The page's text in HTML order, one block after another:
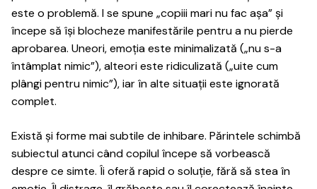
este o problemă. I se spune „copiii mari nu fac așa” și
începe să își blocheze manifestările pentru a nu pierde
aprobarea. Uneori, emoția este minimalizată („nu s-a
întâmplat nimic”), alteori este ridiculizată („uite cum
plângi pentru nimic”), iar în alte situații este ignorată
complet.
Există și forme mai subtile de inhibare. Părintele schimbă
subiectul atunci când copilul începe să vorbească
despre ce simte. Îi oferă rapid o soluție, fără să stea în